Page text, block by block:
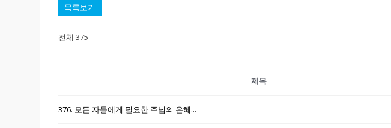
목록보기
전체 375
제목
376. 모든 자들에게 필요한 주님의 은혜...